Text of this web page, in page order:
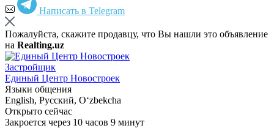
Написать в Telegram
Пожалуйста, скажите продавцу, что Вы нашли это объявление
на Realting.uz
Застройщик
Единый Центр Новостроек
Языки общения
English, Русский, Oʻzbekcha
Открыто сейчас
Закроется через 10 часов 9 минут